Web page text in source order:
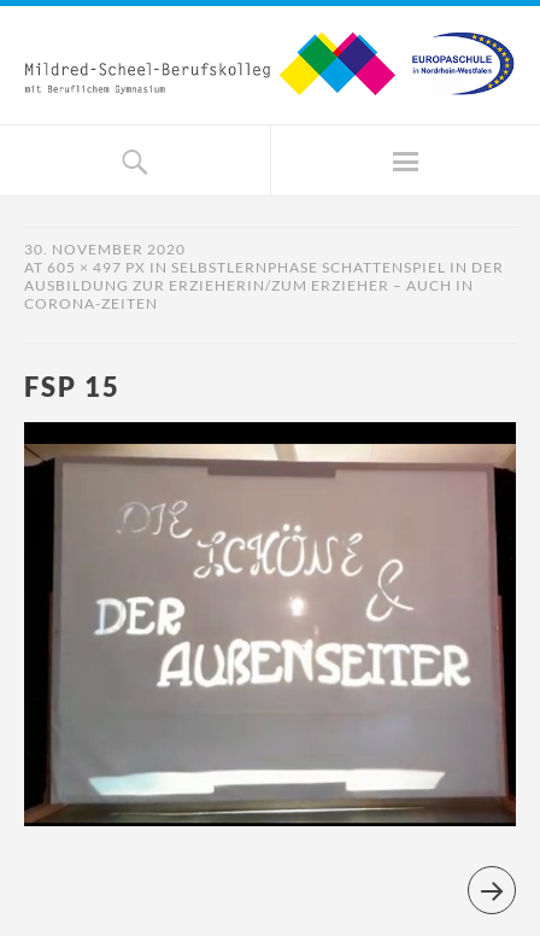
30. NOVEMBER 2020
AT 605 × 497 PX IN SELBSTLERNPHASE SCHATTENSPIEL IN DER
AUSBILDUNG ZUR ERZIEHERIN/ZUM ERZIEHER – AUCH IN
CORONA-ZEITEN
FSP 15